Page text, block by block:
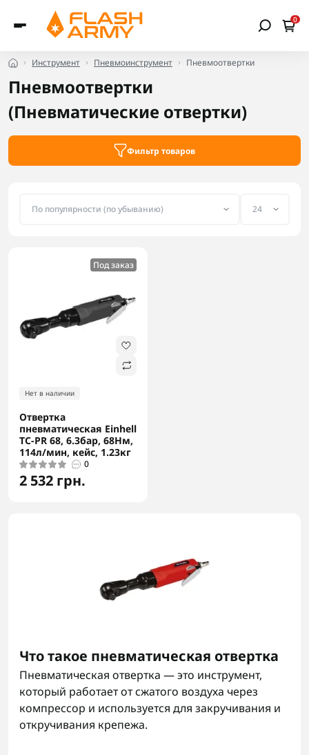
0
Инструмент Пневмоинструмент Пневмоотвертки
Пневмоотвертки
(Пневматические отвертки)
Фильтр товаров
Под заказ
Нет в наличии
Отвертка
пневматическая Einhell
TC-PR 68, 6.3бар, 68Нм,
114л/мин, кейс, 1.23кг
0
2 532 грн.
Что такое пневматическая отвертка
Пневматическая отвертка — это инструмент,
который работает от сжатого воздуха через
компрессор и используется для закручивания и
откручивания крепежа.